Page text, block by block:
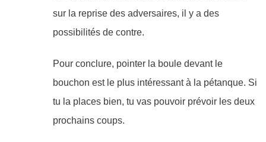
sur la reprise des adversaires, il y a des
possibilités de contre.
Pour conclure, pointer la boule devant le
bouchon est le plus intéressant à la pétanque. Si
tu la places bien, tu vas pouvoir prévoir les deux
prochains coups.